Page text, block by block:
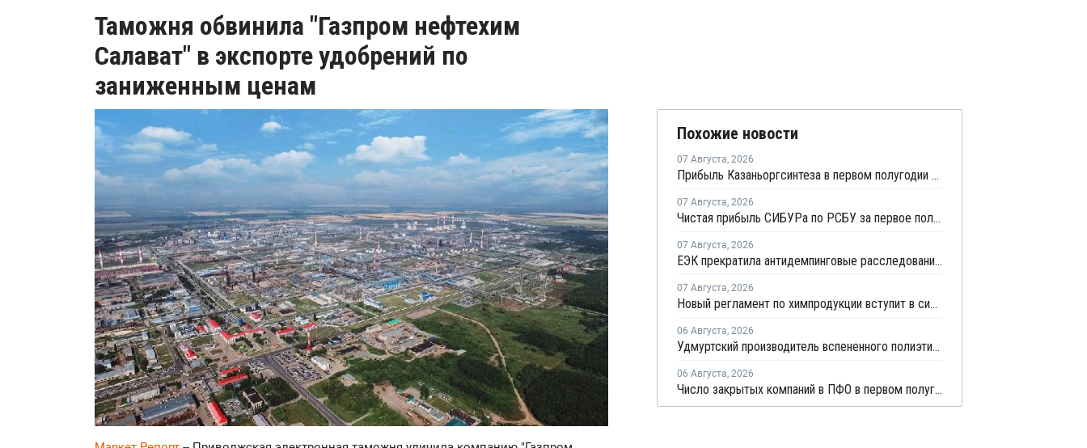
Таможня обвинила "Газпром нефтехим
Салават" в экспорте удобрений по
заниженным ценам
Похожие новости
07 Августа, 2026
Прибыль Казаньоргсинтеза в первом полугодии сократилась более чем в 2 раза
07 Августа, 2026
Чистая прибыль СИБУРа по РСБУ за первое полугодие сократилась в 3,6 раза
07 Августа, 2026
ЕЭК прекратила антидемпинговые расследования против ПЭ и ПП из Азербайджана и Туркменистана
07 Августа, 2026
Новый регламент по химпродукции вступит в силу в сентябре 2027 года
06 Августа, 2026
Удмуртский производитель вспененного полиэтилена нарастит выпуск на 15%
06 Августа, 2026
Число закрытых компаний в ПФО в первом полугодии 2026 года вдвое превысило число новых